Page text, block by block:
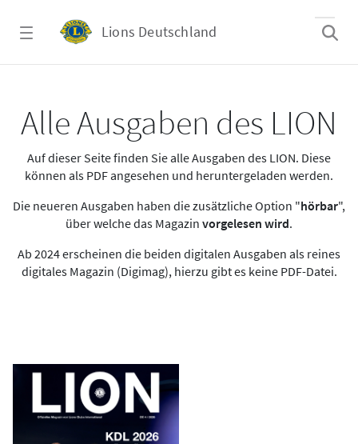
Lions Deutschland
Alle Ausgaben des LION
Auf dieser Seite finden Sie alle Ausgaben des LION. Diese
können als PDF angesehen und heruntergeladen werden.
Die neueren Ausgaben haben die zusätzliche Option "hörbar",
über welche das Magazin vorgelesen wird.
Ab 2024 erscheinen die beiden digitalen Ausgaben als reines
digitales Magazin (Digimag), hierzu gibt es keine PDF-Datei.